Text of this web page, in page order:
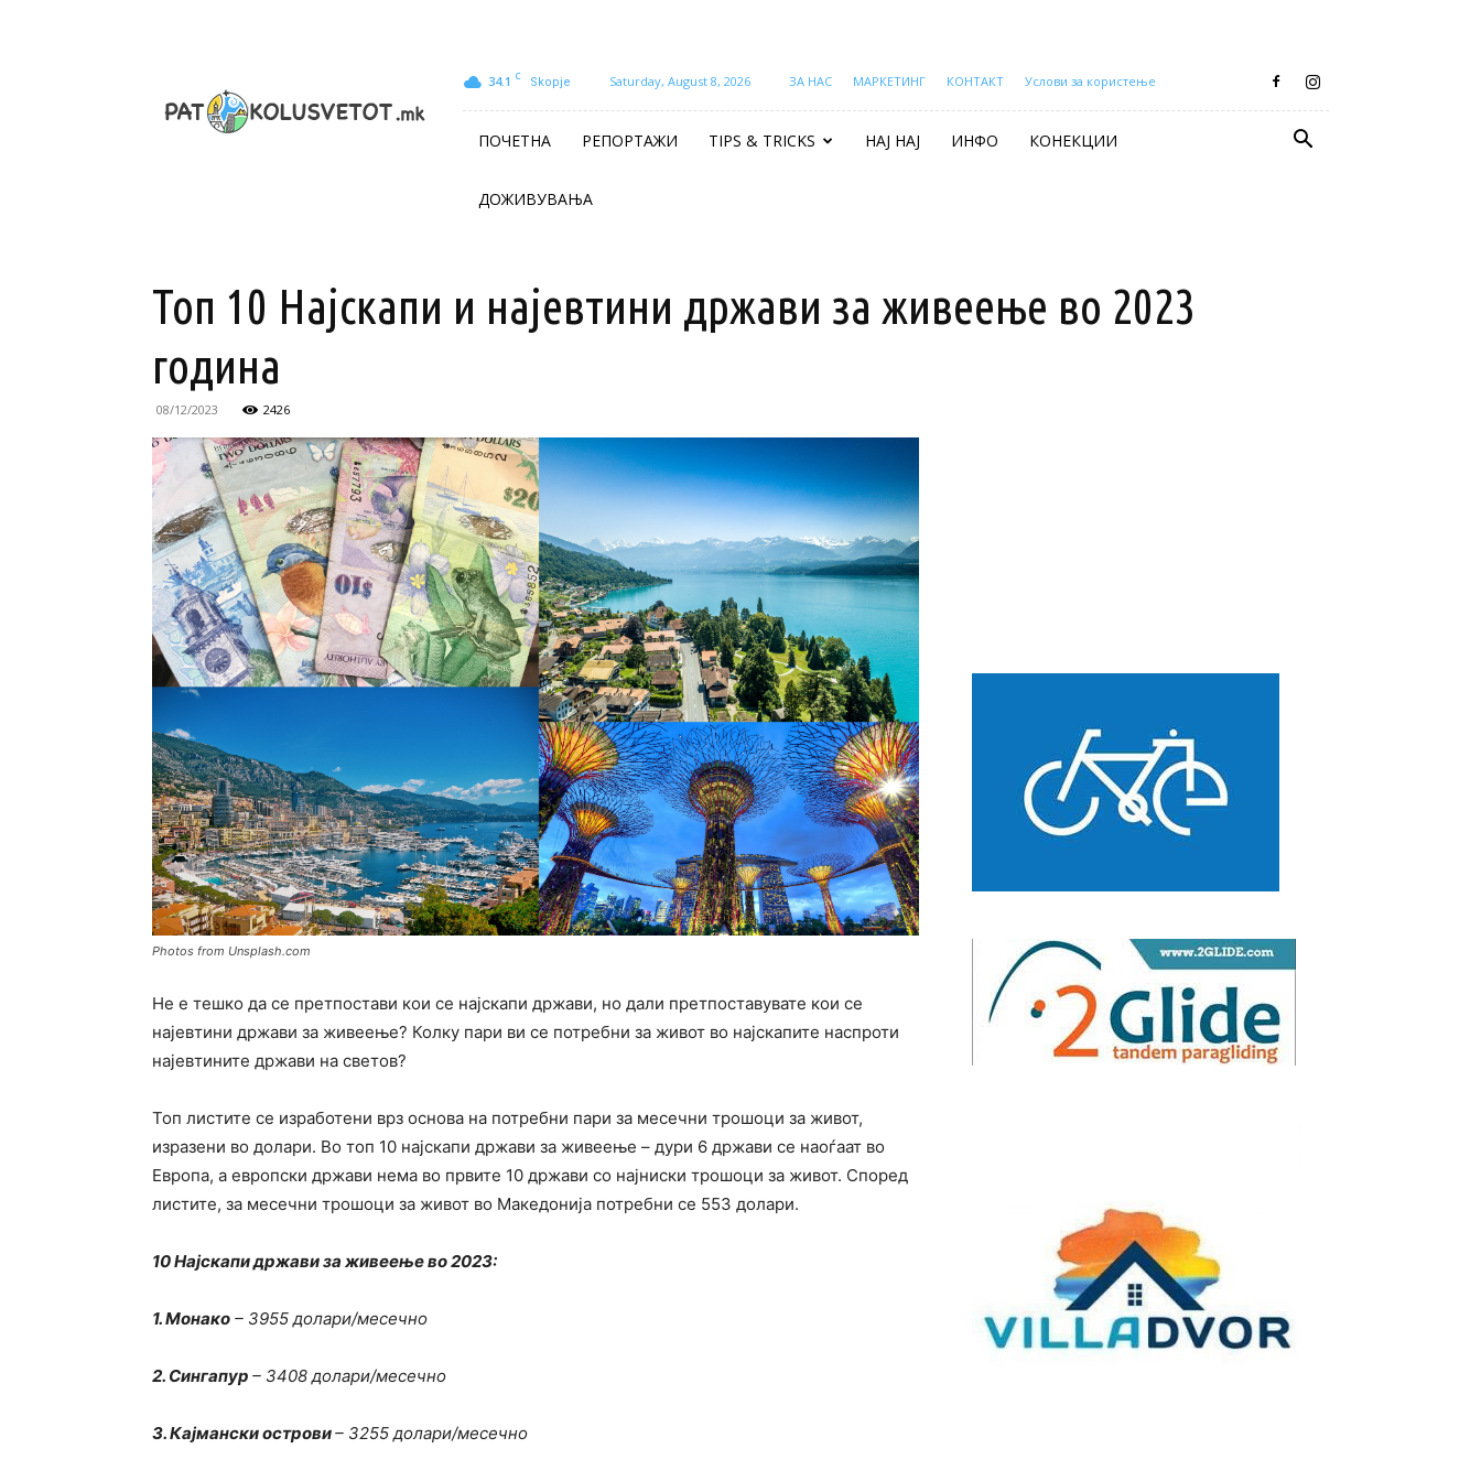
34.1 C Skopje Saturday, August 8, 2026 ЗА НАС МАРКЕТИНГ КОНТАКТ Услови за користење
ПОЧЕТНА РЕПОРТАЖИ TIPS & TRICKS НАЈ НАЈ ИНФО КОНЕКЦИИ
ДОЖИВУВАЊА
Топ 10 Најскапи и најевтини држави за живеење во 2023
година
08/12/2023 2426
Photos from Unsplash.com
Не е тешко да се претпостави кои се најскапи држави, но дали претпоставувате кои се
најевтини држави за живеење? Колку пари ви се потребни за живот во најскапите наспроти
најевтините држави на светов?
Топ листите се изработени врз основа на потребни пари за месечни трошоци за живот,
изразени во долари. Во топ 10 најскапи држави за живеење – дури 6 држави се наоѓаат во
Европа, а европски држави нема во првите 10 држави со најниски трошоци за живот. Според
листите, за месечни трошоци за живот во Македонија потребни се 553 долари.
10 Најскапи држави за живеење во 2023:
1. Монако – 3955 долари/месечно
2. Сингапур – 3408 долари/месечно
3. Кајмански острови– 3255 долари/месечно